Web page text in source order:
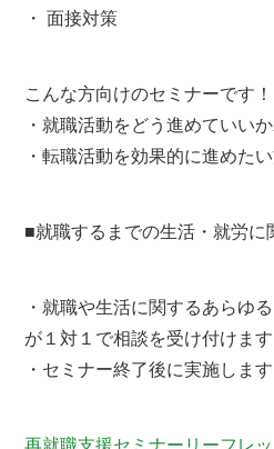
・ 面接対策
こんな方向けのセミナーです！
・就職活動をどう進めていい
・転職活動を効果的に進めた
■就職するまでの生活・就労に
・就職や生活に関するあらゆ
が１対１で相談を受け付けます
・セミナー終了後に実施します
再就職支援セミナーリーフレッ